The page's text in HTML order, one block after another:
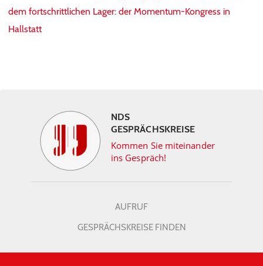
dem fortschrittlichen Lager: der Momentum-Kongress in
Hallstatt
NDS
GESPRÄCHSKREISE
Kommen Sie miteinander
ins Gespräch!
AUFRUF
GESPRÄCHSKREISE FINDEN